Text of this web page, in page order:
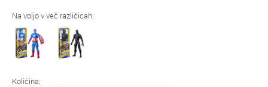
Na voljo v več različicah:
Količina: